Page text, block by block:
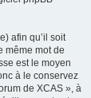
afin qu’il soit
même mot de
est le moyen
à le conservez
de XCAS », à